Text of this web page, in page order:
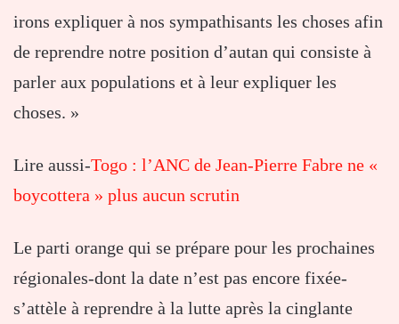
irons expliquer à nos sympathisants les choses afin
de reprendre notre position d’autan qui consiste à
parler aux populations et à leur expliquer les
choses. »
Lire aussi-Togo : l’ANC de Jean-Pierre Fabre ne «
boycottera » plus aucun scrutin
Le parti orange qui se prépare pour les prochaines
régionales-dont la date n’est pas encore fixée-
s’attèle à reprendre à la lutte après la cinglante